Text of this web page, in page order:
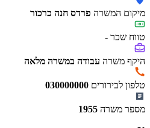
מיקום המשרה פרדס חנה כרכור
טווח שכר -
היקף משרה עבודה במשרה מלאה
טלפון לבירורים 030000000
מספר משרה 1955